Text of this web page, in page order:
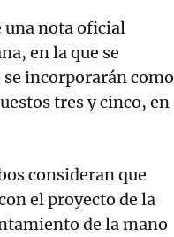
una nota oficial
en la que se
incorporarán como
tres y cinco, en
consideran que
el proyecto de la
de la mano